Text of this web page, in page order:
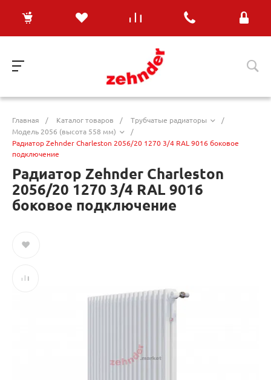
Главная / Каталог товаров / Трубчатые радиаторы
/
Модель 2056 (высота 558 мм)
/
Радиатор Zehnder Charleston 2056/20 1270 3/4 RAL 9016 боковое
подключение
Радиатор Zehnder Charleston
2056/20 1270 3/4 RAL 9016
боковое подключение